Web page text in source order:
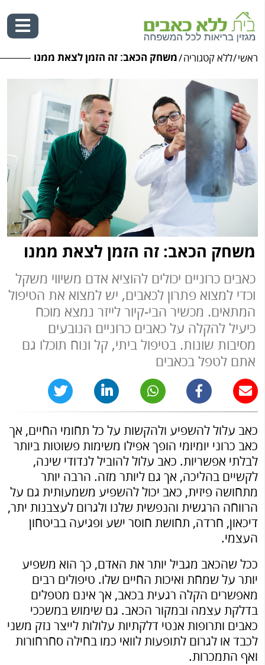
Skip
to
content
ראשי/ללא קטגוריה/משחק הכאב: זה הזמן לצאת ממנו
משחק הכאב: זה הזמן לצאת ממנו
כאבים כרוניים יכולים להוציא אדם משיווי משקל
וכדי למצוא פתרון לכאבים, יש למצוא את הטיפול
המתאים. מכשיר הבי-קיור לייזר נמצא מוכח
כיעיל להקלה על כאבים כרוניים הנובעים
מסיבות שונות. בטיפול ביתי, קל ונוח תוכלו גם
אתם לטפל בכאבים
כאב עלול להשפיע ולהקשות על כל תחומי החיים, אך
כאב כרוני יומיומי הופך אפילו משימות פשוטות ביותר
לבלתי אפשריות. כאב עלול להוביל לנדודי שינה,
לקשיים בהליכה, אך גם ליותר מזה. הרבה יותר
מתחושה פיזית, כאב יכול להשפיע משמעותית גם על
הרווחה הרגשית והנפשית שלנו ולגרום לעצבנות יתר,
דיכאון, חרדה, תחושת חוסר ישע ופגיעה בביטחון
העצמי.
ככל שהכאב מגביל יותר את האדם, כך הוא משפיע
יותר על שמחת ואיכות החיים שלו. טיפולים רבים
מאפשרים הקלה רגעית בכאב, אך אינם מטפלים
בדלקת עצמה ובמקור הכאב. גם שימוש במשככי
כאבים ותרופות אנטי דלקתיות עלולות לייצר נזק משני
לכבד או לגרום לתופעות לוואי כמו בחילה סחרחורות
ואף התמכרות.